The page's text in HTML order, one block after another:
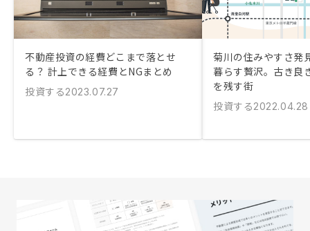
不動産投資の経費どこまで落とせ
る？ 計上できる経費とNGまとめ
投資する2023.07.27
菊川の住みやすさ発
暮らす贅沢。古き良
を残す街
投資する2022.04.28